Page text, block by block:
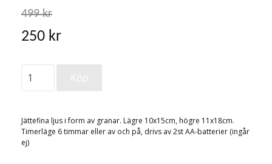
499 kr
250 kr
Jättefina ljus i form av granar. Lägre 10x15cm, högre 11x18cm.
Timerläge 6 timmar eller av och på, drivs av 2st AA-batterier (ingår
ej)